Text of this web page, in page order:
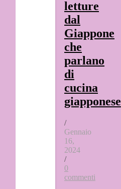
letture
dal
Giappone
che
parlano
di
cucina
giapponese
/
Gennaio
16,
2024
/
0
commenti